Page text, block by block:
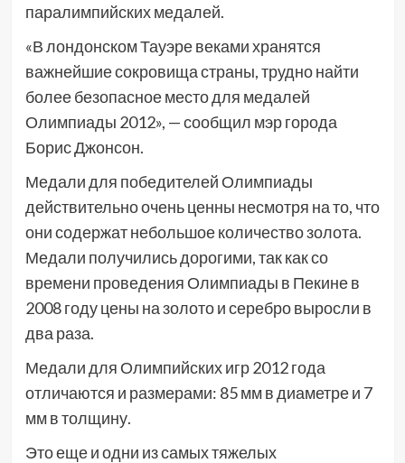
паралимпийских медалей.
«В лондонском Тауэре веками хранятся
важнейшие сокровища страны, трудно найти
более безопасное место для медалей
Олимпиады 2012», — сообщил мэр города
Борис Джонсон.
Медали для победителей Олимпиады
действительно очень ценны несмотря на то, что
они содержат небольшое количество золота.
Медали получились дорогими, так как со
времени проведения Олимпиады в Пекине в
2008 году цены на золото и серебро выросли в
два раза.
Медали для Олимпийских игр 2012 года
отличаются и размерами: 85 мм в диаметре и 7
мм в толщину.
Это еще и одни из самых тяжелых